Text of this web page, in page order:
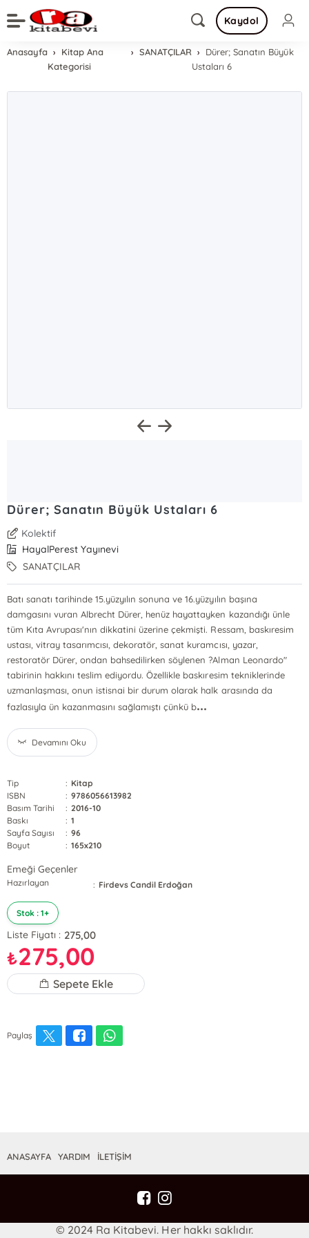
Kaydol
Anasayfa
Kitap Ana
Kategorisi
SANATÇILAR
Dürer; Sanatın Büyük
Ustaları 6
Dürer; Sanatın Büyük Ustaları 6
Kolektif
HayalPerest Yayınevi
SANATÇILAR
Batı sanatı tarihinde 15.yüzyılın sonuna ve 16.yüzyılın başına
damgasını vuran Albrecht Dürer, henüz hayattayken kazandığı ünle
tüm Kıta Avrupası'nın dikkatini üzerine çekmişti. Ressam, baskıresim
ustası, vitray tasarımcısı, dekoratör, sanat kuramcısı, yazar,
restoratör Dürer, ondan bahsedilirken söylenen ?Alman Leonardo"
tabirinin hakkını teslim ediyordu. Özellikle baskıresim tekniklerinde
uzmanlaşması, onun istisnai bir durum olarak halk arasında da
fazlasıyla ün kazanmasını sağlamıştı çünkü b...
Devamını Oku
Tip : Kitap
ISBN
: 9786056613982
Basım Tarihi
: 2016-10
Baskı
: 1
Sayfa Sayısı
: 96
Boyut
: 165x210
Emeği Geçenler
Hazırlayan : Firdevs Candil Erdoğan
Stok : 1+
Liste Fiyatı : 275,00
₺275,00
Sepete Ekle
Paylaş
ANASAYFA YARDIM İLETİŞİM
© 2024 Ra Kitabevi. Her hakkı saklıdır.